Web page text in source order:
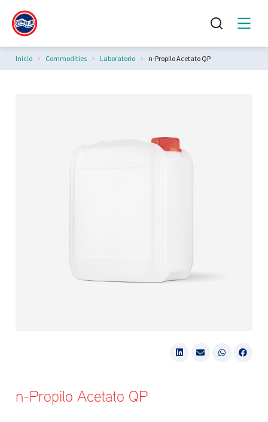
Estás aquí:
Inicio Commodities Laboratorio n-Propilo Acetato QP
n-Propilo Acetato QP